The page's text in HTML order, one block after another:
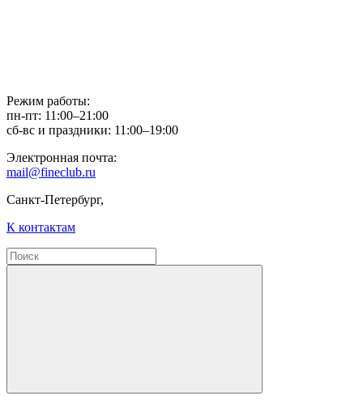
Режим работы:
пн-пт: 11:00–21:00
сб-вс и праздники: 11:00–19:00
Электронная почта:
mail@fineclub.ru
Санкт-Петербург,
К контактам